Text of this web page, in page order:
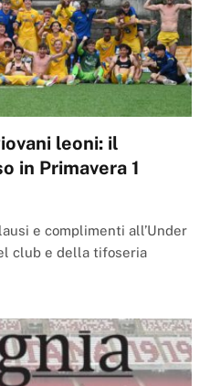
leoni: il
in Primavera 1
e complimenti all’Under
club e della tifoseria